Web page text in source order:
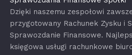
Dzięki naszemu zespołowi
przygotowany Rachunek Zysku i
Sprawozdanie Finansowe.
księgowa usługi rachunkowe